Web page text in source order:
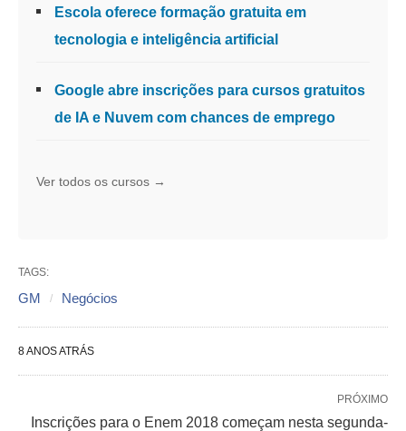
Escola oferece formação gratuita em
tecnologia e inteligência artificial
Google abre inscrições para cursos gratuitos
de IA e Nuvem com chances de emprego
Ver todos os cursos →
TAGS:
GM Negócios
8 ANOS ATRÁS
PRÓXIMO
Inscrições para o Enem 2018 começam nesta segunda-